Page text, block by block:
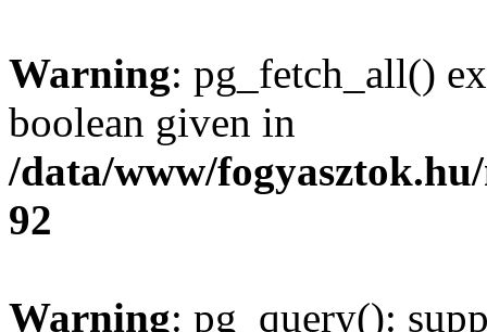
Warning: pg_fetch_all()
boolean given in
/data/www/
92
Warning: pg_query():